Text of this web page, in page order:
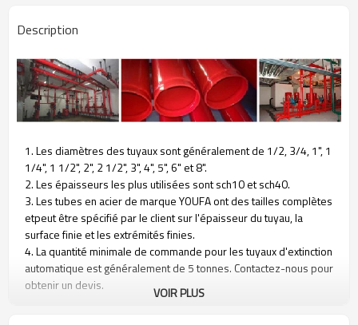
Description
1. Les diamètres des tuyaux sont généralement de 1/2, 3/4, 1", 1
1/4", 1 1/2", 2", 2 1/2", 3", 4", 5", 6" et 8".
2. Les épaisseurs les plus utilisées sont sch10 et sch40.
3. Les tubes en acier de marque YOUFA ont des tailles complètes
etpeut être spécifié par le client sur l'épaisseur du tuyau, la
surface finie et les extrémités finies.
4. La quantité minimale de commande pour les tuyaux d'extinction
automatique est généralement de 5 tonnes. Contactez-nous pour
obtenir un devis.
5. Extrémités de tuyaux finies : extrémité rainurée roulée,
VOIR PLUS